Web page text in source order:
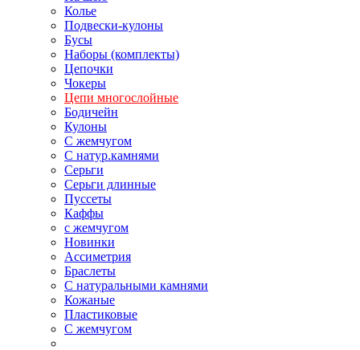
Колье
Подвески-кулоны
Бусы
Наборы (комплекты)
Цепочки
Чокеры
Цепи многослойные
Бодичейн
Кулоны
С жемчугом
С натур.камнями
Серьги
Серьги длинные
Пуссеты
Каффы
с жемчугом
Новинки
Ассиметрия
Браслеты
С натуральными камнями
Кожаные
Пластиковые
С жемчугом